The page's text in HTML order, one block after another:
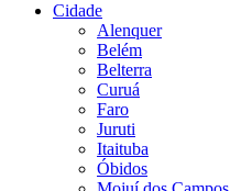
Cidade
Alenquer
Belém
Belterra
Curuá
Faro
Juruti
Itaituba
Óbidos